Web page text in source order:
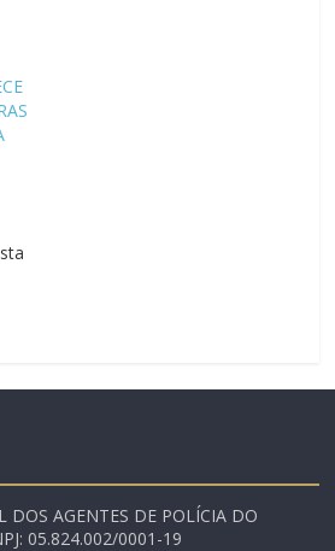
DOS AGENTES DE POLÍCIA DO
05.824.002/0001-19